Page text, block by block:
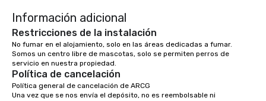
snack options to make your day with
your team enjoyable and successful.
We have a large dining hall that can
serve 450 guests at a time. But, if you
would like a more intimate upscale
option, our full catering team can work
with you to create the meal of your
Información adicional
Restricciones de la instalación
No fumar en el alojamiento, solo en las áreas dedicadas a fumar.
Somos un centro libre de mascotas, solo se permiten perros de
servicio en nuestra propiedad.
Política de cancelación
Política general de cancelación de ARCG
Una vez que se nos envía el depósito, no es reembolsable ni